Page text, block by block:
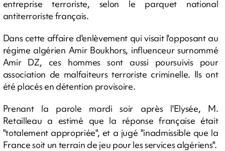
entreprise terroriste, selon le parquet national
antiterroriste français.
Dans cette affaire d'enlèvement qui visait l'opposant au
régime algérien Amir Boukhors, influenceur surnommé
Amir DZ, ces hommes sont aussi poursuivis pour
association de malfaiteurs terroriste criminelle. Ils ont
été placés en détention provisoire.
Prenant la parole mardi soir après l'Elysée, M.
Retailleau a estimé que la réponse française était
"totalement appropriée", et a jugé "inadmissible que la
France soit un terrain de jeu pour les services algériens".